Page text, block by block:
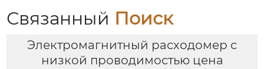
Связанный Поиск
Электромагнитный расходомер с
низкой проводимостью цена